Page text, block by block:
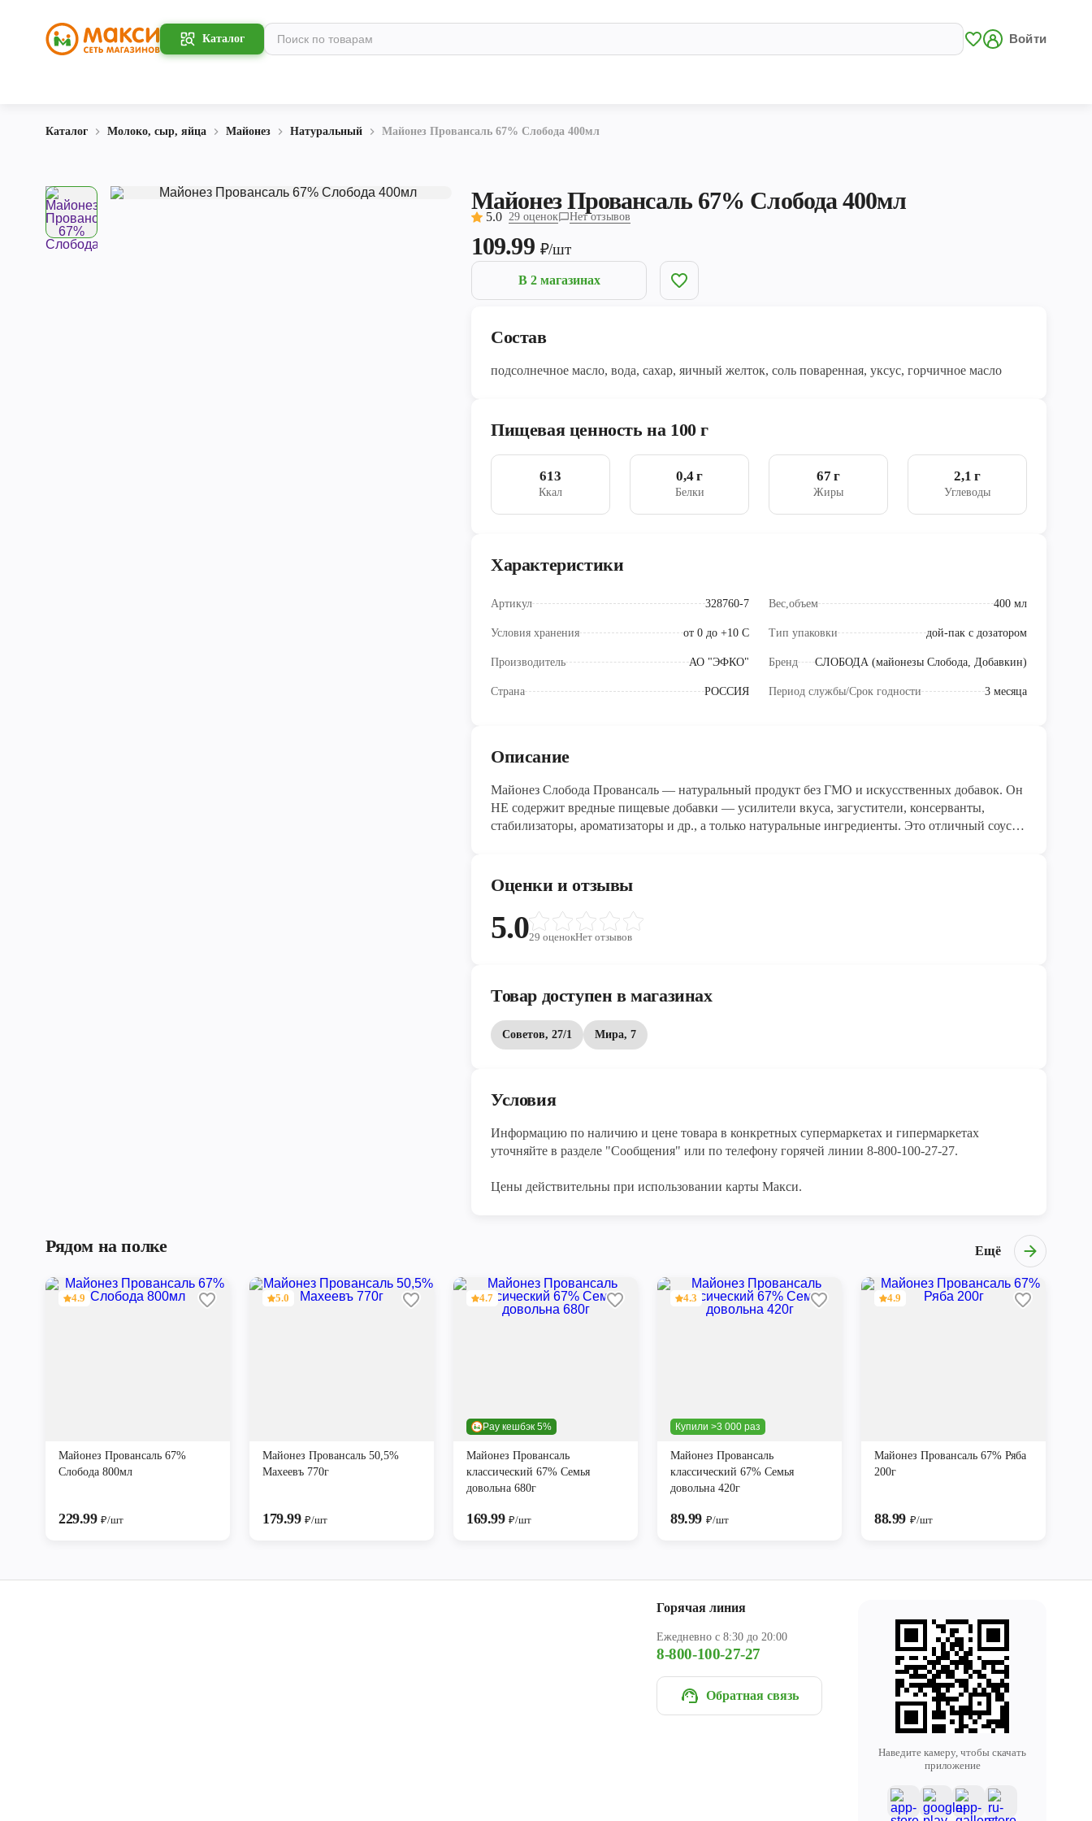
Каталог Войти
Каталог Молоко, сыр, яйца Майонез Натуральный Майонез Провансаль 67% Слобода 400мл
Майонез Провансаль 67% Слобода 400мл
5.0 29 оценок Нет отзывов
109.99 ₽/шт
В 2 магазинах
Состав
подсолнечное масло, вода, сахар, яичный желток, соль поваренная, уксус, горчичное масло
Пищевая ценность на 100 г
613
Ккал
0,4 г
Белки
67 г
Жиры
2,1 г
Углеводы
Характеристики
Артикул 328760-7 Вес,объем 400 мл
Условия хранения от 0 до +10 С Тип упаковки дой-пак с дозатором
Производитель АО "ЭФКО" Бренд СЛОБОДА (майонезы Слобода, Добавкин)
Страна РОССИЯ Период службы/Срок годности 3 месяца
Описание
Майонез Слобода Провансаль — натуральный продукт без ГМО и искусственных добавок. Он
НЕ содержит вредные пищевые добавки — усилители вкуса, загустители, консерванты,
стабилизаторы, ароматизаторы и др., а только натуральные ингредиенты. Это отличный соус с
Оценки и отзывы
5.029 оценокНет отзывов
Товар доступен в магазинах
Советов, 27/1 Мира, 7
Условия
Информацию по наличию и цене товара в конкретных супермаркетах и гипермаркетах
уточняйте в разделе "Сообщения" или по телефону горячей линии 8-800-100-27-27.
Цены действительны при использовании карты Макси.
Рядом на полке Ещё
4.9
Майонез Провансаль 67%
Слобода 800мл
229.99₽/шт
5.0
Майонез Провансаль 50,5%
Махеевъ 770г
179.99₽/шт
Pay кешбэк 5%
4.7
Майонез Провансаль
классический 67% Семья
довольна 680г
169.99₽/шт
Купили >3 000 раз
4.3
Майонез Провансаль
классический 67% Семья
довольна 420г
89.99 ₽/шт
4.9
Майонез Провансаль 67% Ряба
200г
88.99 ₽/шт
Горячая линия
Ежедневно с 8:30 до 20:00
8-800-100-27-27
Обратная связь
Наведите камеру, чтобы скачать
приложение